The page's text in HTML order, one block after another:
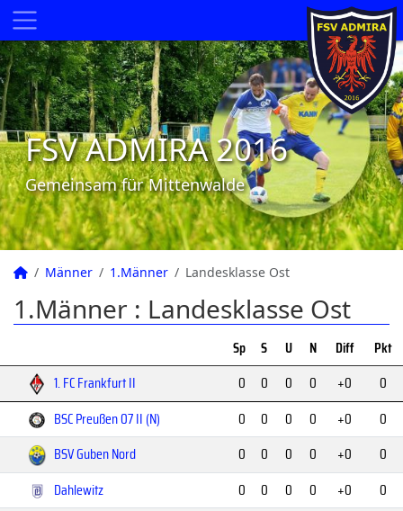
FSV ADMIRA 2016
Gemeinsam für Mittenwalde
Männer 1.Männer Landesklasse Ost
1.Männer : Landesklasse Ost
Sp S U N Diff
Pkt
1. FC Frankfurt II
0 0 0 0 +0
0
BSC Preußen 07 II (N)
0 0 0 0 +0
0
BSV Guben Nord
0 0 0 0 +0
0
Dahlewitz
0 0 0 0 +0
0